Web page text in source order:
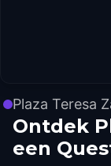
Plaza Teresa
Ontdek
een